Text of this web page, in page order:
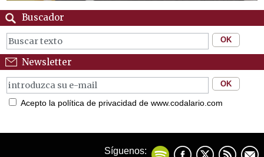
Buscador
Newsletter
Acepto la política de privacidad de www.codalario.com
Síguenos: